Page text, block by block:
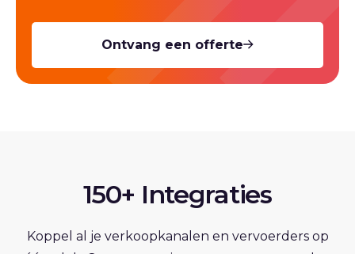
Ontvang een offerte
150+ Integraties
Koppel al je verkoopkanalen en vervoerders op